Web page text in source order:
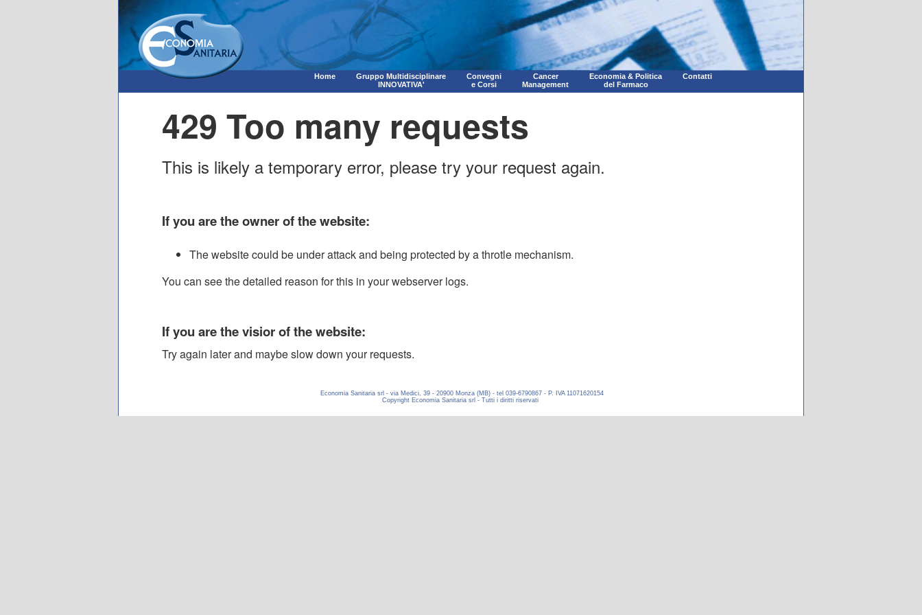
Home
Gruppo Multidisciplinare
INNOVATIVA'
Convegni
e Corsi
Cancer
Management
Economia & Politica
del Farmaco
Contatti
Economia Sanitaria srl - via Medici, 39 - 20900 Monza (MB) - tel 039-6790867 - P. IVA 11071620154
Copyright Economia Sanitaria srl - Tutti i diritti riservati